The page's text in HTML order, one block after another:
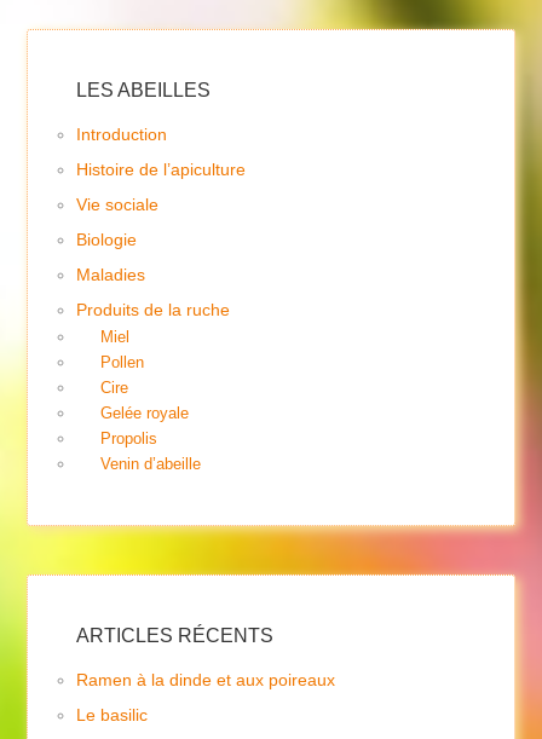
LES ABEILLES
Introduction
Histoire de l’apiculture
Vie sociale
Biologie
Maladies
Produits de la ruche
Miel
Pollen
Cire
Gelée royale
Propolis
Venin d’abeille
ARTICLES RÉCENTS
Ramen à la dinde et aux poireaux
Le basilic